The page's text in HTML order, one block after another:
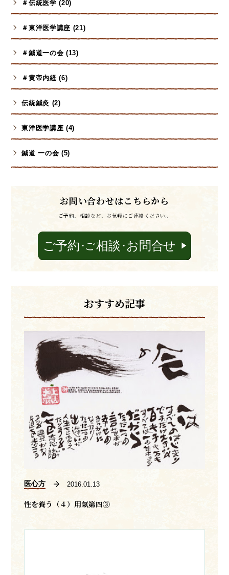
＃伝統医学 (20)
＃東洋医学講座 (21)
＃鍼道一の会 (13)
＃黄帝内経 (6)
伝統鍼灸 (2)
東洋医学講座 (4)
鍼道 一の会 (5)
お問い合わせはこちらから
ご予約、相談など、お気軽にご連絡ください。
おすすめ記事
医心方 2016.01.13
性を養う（４）用氣第四③